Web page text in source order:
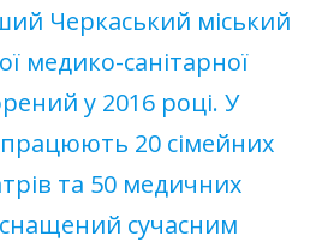
Черкаський міський
медико-санітарної
у 2016 році. У
20 сімейних
та 50 медичних
сучасним